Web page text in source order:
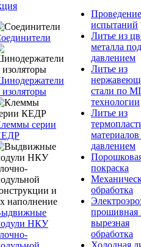
изоляторы
серии
НКУ
Проведение
испытаний
Литье из
металла под
давлением
Литье из
стали по
технологии
Литье из
давлением
покраска
обработка
прошивная
вырезная
обработка
Холодная